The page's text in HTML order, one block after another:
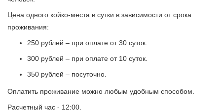
Цена одного койко-места в сутки в зависимости от срока
проживания:
250 рублей – при оплате от 30 суток.
300 рублей – при оплате от 10 суток.
350 рублей – посуточно.
Оплатить проживание можно любым удобным способом.
Расчетный час - 12:00.